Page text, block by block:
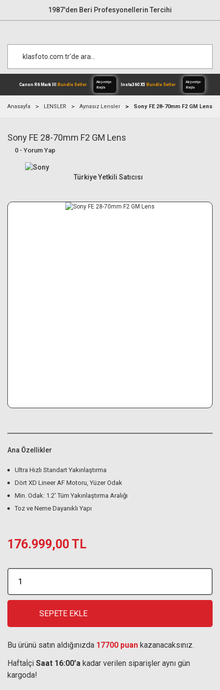
1987'den Beri Profesyonellerin Tercihi
Canon R6 Mark IIIBundle Setler
Anasayfa LENSLER Aynasız Lensler Sony FE 28-70mm F2 GM Lens
Sony FE 28-70mm F2 GM Lens
0 - Yorum Yap
Türkiye Yetkili Satıcısı
Ana Özellikler
Ultra Hızlı Standart Yakınlaştırma
Dört XD Lineer AF Motoru, Yüzer Odak
Min. Odak: 1.2' Tüm Yakınlaştırma Aralığı
Toz ve Neme Dayanıklı Yapı
176.999,00 TL
SEPETE EKLE
Bu ürünü satın aldığınızda 17700 puan kazanacaksınız.
Haftaİçi Saat 16:00'a kadar verilen siparişler aynı gün
kargoda!